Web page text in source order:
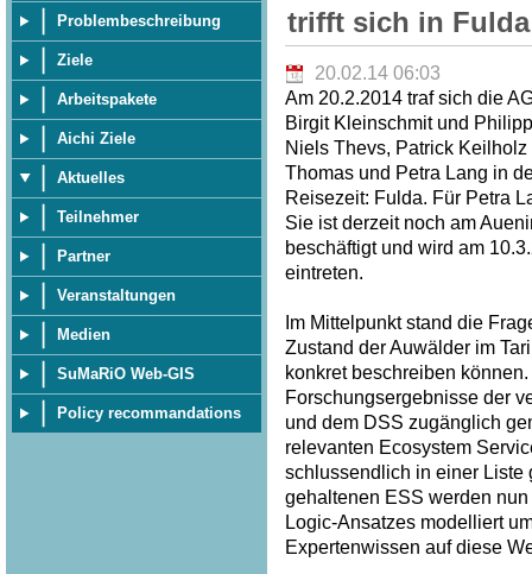
Problembeschreibung
Ziele
Arbeitspakete
Aichi Ziele
Aktuelles
Teilnehmer
Partner
Veranstaltungen
Medien
SuMaRiO Web-GIS
Policy recommandations
trifft sich in Fulda
20.02.14 06:03
Am 20.2.2014 traf sich die
Birgit Kleinschmit und
Niels Thevs, Patrick
Thomas und Petra Lang in
Reisezeit: Fulda. Für Petra
Sie ist derzeit noch am
beschäftigt und wird am
eintreten.
Im Mittelpunkt stand die
Zustand der Auwälder im
konkret beschreiben
Forschungsergebnisse der
und dem DSS zugänglich
relevanten Ecosystem
schlussendlich in einer Liste
gehaltenen ESS werden
Logic-Ansatzes modelliert
Expertenwissen auf diese